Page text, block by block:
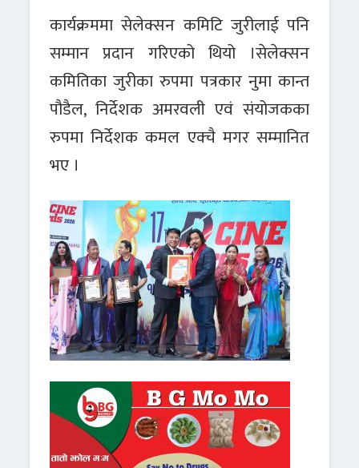
कार्यक्रममा सेलेक्सन कमिटि जुरीलाई पनि
सम्मान प्रदान गरिएको थियो ।सेलेक्सन
कमितिका जुरीका रुपमा पत्रकार नुमा कान्त
पौडैल, निर्देशक अमरवली एवं संयोजकका
रुपमा निर्देशक कमल एक्चै मगर सम्मानित
भए ।